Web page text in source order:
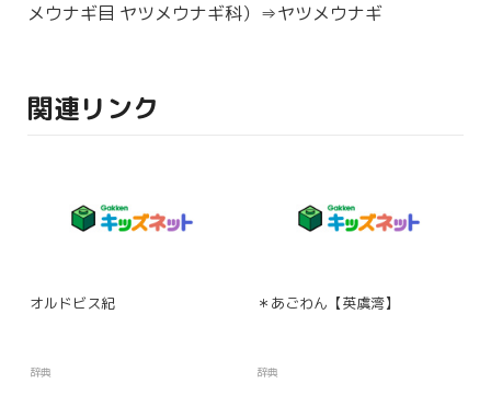
メウナギ目 ヤツメウナギ科）⇒ヤツメウナギ
関連リンク
オルドビス紀
辞典
＊あごわん【英虞湾】
辞典